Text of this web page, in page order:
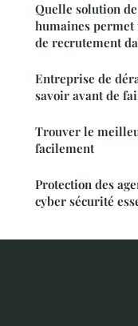
Quelle solution
humaines permet
de recrutement
Entreprise de
savoir avant de
Trouver le
facilement
Protection des
cyber sécurité